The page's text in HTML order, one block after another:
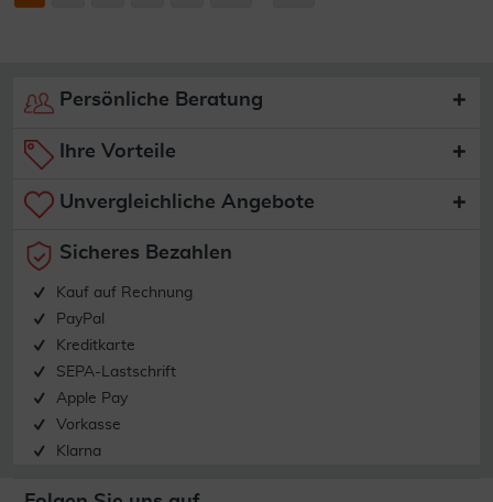
Persönliche Beratung
Ihre Vorteile
Unvergleichliche Angebote
Sicheres Bezahlen
Kauf auf Rechnung
PayPal
Kreditkarte
SEPA-Lastschrift
Apple Pay
Vorkasse
Klarna